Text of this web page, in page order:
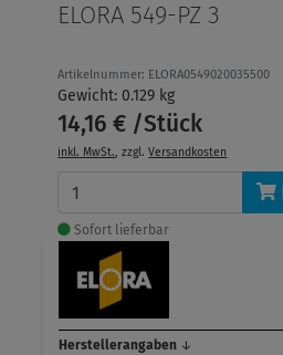
ELORA 549-PZ 3
Artikelnummer: ELORA0549020035500
Gewicht: 0.129 kg
14,16 € /Stück
inkl. MwSt., zzgl.Versandkosten
Sofort lieferbar
Herstellerangaben ↓